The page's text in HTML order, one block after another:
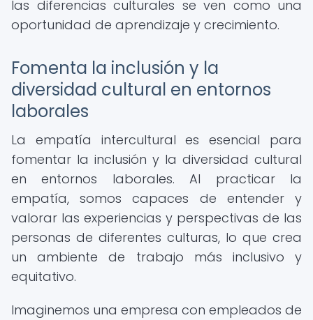
las diferencias culturales se ven como una
oportunidad de aprendizaje y crecimiento.
Fomenta la inclusión y la
diversidad cultural en entornos
laborales
La empatía intercultural es esencial para
fomentar la inclusión y la diversidad cultural
en entornos laborales. Al practicar la
empatía, somos capaces de entender y
valorar las experiencias y perspectivas de las
personas de diferentes culturas, lo que crea
un ambiente de trabajo más inclusivo y
equitativo.
Imaginemos una empresa con empleados de